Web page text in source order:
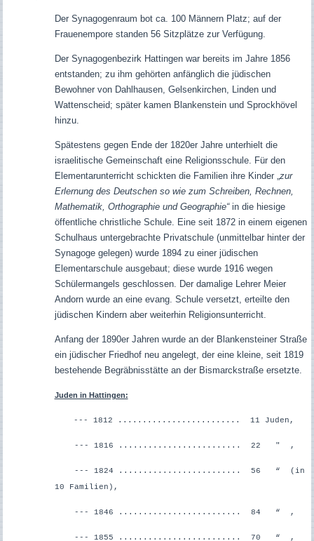
Der Synagogenraum bot ca. 100 Männern Platz; auf der
Frauenempore standen 56 Sitzplätze zur Verfügung.
Der Synagogenbezirk Hattingen war bereits im Jahre 1856
entstanden; zu ihm gehörten anfänglich die jüdischen
Bewohner von Dahlhausen, Gelsenkirchen, Linden und
Wattenscheid; später kamen Blankenstein und Sprockhövel
hinzu.
Spätestens gegen Ende der 1820er Jahre unterhielt die
israelitische Gemeinschaft eine Religionsschule. Für den
Elementarunterricht schickten die Familien ihre Kinder „zur
Erlernung des Deutschen so wie zum Schreiben, Rechnen,
Mathematik, Orthographie und Geographie“ in die hiesige
öffentliche christliche Schule. Eine seit 1872 in einem eigenen
Schulhaus untergebrachte Privatschule (unmittelbar hinter der
Synagoge gelegen) wurde 1894 zu einer jüdischen
Elementarschule ausgebaut; diese wurde 1916 wegen
Schülermangels geschlossen. Der damalige Lehrer Meier
Andorn wurde an eine evang. Schule versetzt, erteilte den
jüdischen Kindern aber weiterhin Religionsunterricht.
Anfang der 1890er Jahren wurde an der Blankensteiner Straße
ein jüdischer Friedhof neu angelegt, der eine kleine, seit 1819
bestehende Begräbnisstätte an der Bismarckstraße ersetzte.
Juden in Hattingen:
--- 1812 ......................... 11 Juden,
--- 1816 ......................... 22 " ,
--- 1824 ......................... 56 “ (in
10 Familien),
--- 1846 ......................... 84 “ ,
--- 1855 ......................... 70 “ ,